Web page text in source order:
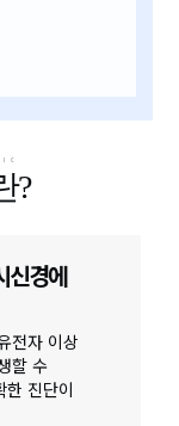
?
신경에
전자 이상
할 수
한 진단이